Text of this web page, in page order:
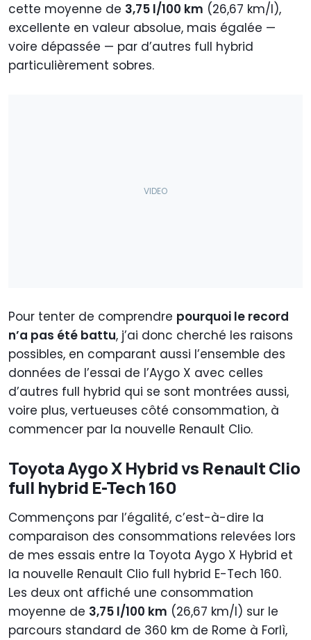
cette moyenne de 3,75 l/100 km (26,67 km/l),
excellente en valeur absolue, mais égalée —
voire dépassée — par d’autres full hybrid
particulièrement sobres.
Pour tenter de comprendre pourquoi le record
n’a pas été battu, j’ai donc cherché les raisons
possibles, en comparant aussi l’ensemble des
données de l’essai de l’Aygo X avec celles
d’autres full hybrid qui se sont montrées aussi,
voire plus, vertueuses côté consommation, à
commencer par la nouvelle Renault Clio.
Toyota Aygo X Hybrid vs Renault Clio
full hybrid E-Tech 160
Commençons par l’égalité, c’est-à-dire la
comparaison des consommations relevées lors
de mes essais entre la Toyota Aygo X Hybrid et
la nouvelle Renault Clio full hybrid E-Tech 160.
Les deux ont affiché une consommation
moyenne de 3,75 l/100 km (26,67 km/l) sur le
parcours standard de 360 km de Rome à Forlì,